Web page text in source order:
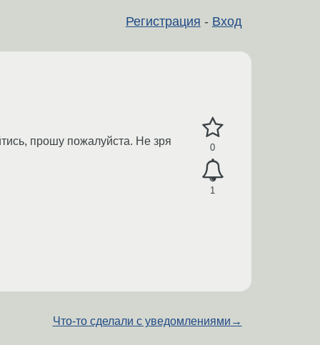
Регистрация - Вход
0
1
прошу пожалуйста. Не зря
Что-то сделали с уведомлениями →